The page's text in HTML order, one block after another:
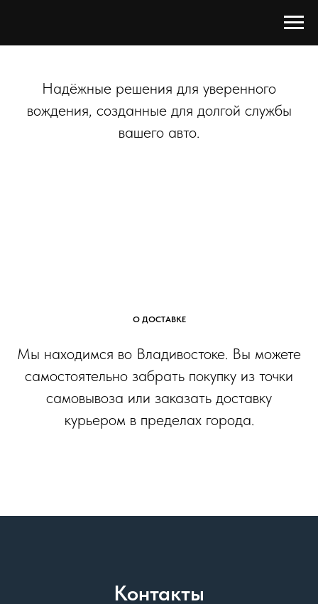
Надёжные решения для уверенного
вождения, созданные для долгой службы
вашего авто.
О ДОСТАВКЕ
Мы находимся во Владивостоке. Вы можете
самостоятельно забрать покупку из точки
самовывоза или заказать доставку
курьером в пределах города.
Контакты